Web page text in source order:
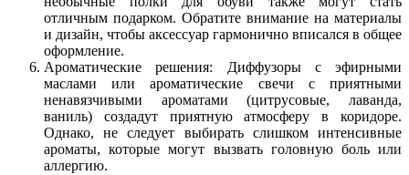
отличным подарком. Обратите внимание на материалы
и дизайн, чтобы аксессуар гармонично вписался в общее
оформление.
Ароматические решения: Диффузоры с эфирными
маслами или ароматические свечи с приятными
ненавязчивыми ароматами (цитрусовые, лаванда,
ваниль) создадут приятную атмосферу в коридоре.
Однако, не следует выбирать слишком интенсивные
ароматы, которые могут вызвать головную боль или
аллергию.